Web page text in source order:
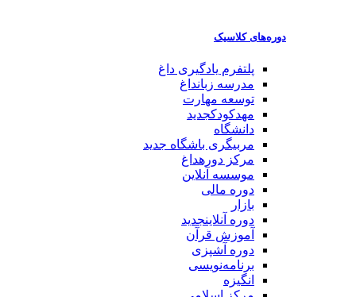
دوره‌های کلاسیک
پلتفرم یادگیریداغ
مدرسه زبانداغ
توسعه مهارت
مهدکودکجدید
دانشگاه
مربیگری باشگاهجدید
مرکز دوره داغ
موسسه آنلاین
دوره مالی
بازار
دوره آنلاین جدید
آموزش قرآن
دوره آشپزی
برنامه‌نویسی
انگیزه